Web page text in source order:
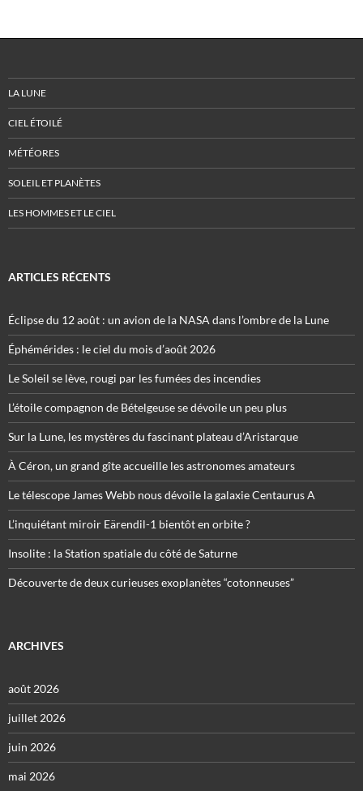
LA LUNE
CIEL ÉTOILÉ
MÉTÉORES
SOLEIL ET PLANÈTES
LES HOMMES ET LE CIEL
ARTICLES RÉCENTS
Éclipse du 12 août : un avion de la NASA dans l’ombre de la Lune
Éphémérides : le ciel du mois d’août 2026
Le Soleil se lève, rougi par les fumées des incendies
L’étoile compagnon de Bételgeuse se dévoile un peu plus
Sur la Lune, les mystères du fascinant plateau d’Aristarque
À Céron, un grand gîte accueille les astronomes amateurs
Le télescope James Webb nous dévoile la galaxie Centaurus A
L’inquiétant miroir Eärendil-1 bientôt en orbite ?
Insolite : la Station spatiale du côté de Saturne
Découverte de deux curieuses exoplanètes “cotonneuses”
ARCHIVES
août 2026
juillet 2026
juin 2026
mai 2026